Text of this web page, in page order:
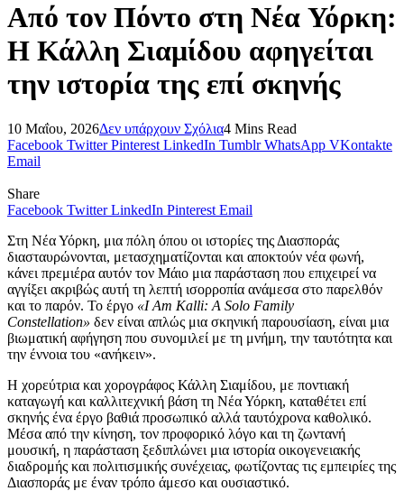
Από τον Πόντο στη Νέα Υόρκη:
Η Κάλλη Σιαμίδου αφηγείται
την ιστορία της επί σκηνής
10 Μαΐου, 2026Δεν υπάρχουν Σχόλια4 Mins Read
Facebook Twitter Pinterest LinkedIn Tumblr WhatsApp VKontakte
Email
Share
Facebook Twitter LinkedIn Pinterest Email
Στη Νέα Υόρκη, μια πόλη όπου οι ιστορίες της Διασποράς
διασταυρώνονται, μετασχηματίζονται και αποκτούν νέα φωνή,
κάνει πρεμιέρα αυτόν τον Μάιο μια παράσταση που επιχειρεί να
αγγίξει ακριβώς αυτή τη λεπτή ισορροπία ανάμεσα στο παρελθόν
και το παρόν. Το έργο «I Am Kalli: A Solo Family
Constellation» δεν είναι απλώς μια σκηνική παρουσίαση, είναι μια
βιωματική αφήγηση που συνομιλεί με τη μνήμη, την ταυτότητα και
την έννοια του «ανήκειν».
Η χορεύτρια και χορογράφος Κάλλη Σιαμίδου, με ποντιακή
καταγωγή και καλλιτεχνική βάση τη Νέα Υόρκη, καταθέτει επί
σκηνής ένα έργο βαθιά προσωπικό αλλά ταυτόχρονα καθολικό.
Μέσα από την κίνηση, τον προφορικό λόγο και τη ζωντανή
μουσική, η παράσταση ξεδιπλώνει μια ιστορία οικογενειακής
διαδρομής και πολιτισμικής συνέχειας, φωτίζοντας τις εμπειρίες της
Διασποράς με έναν τρόπο άμεσο και ουσιαστικό.